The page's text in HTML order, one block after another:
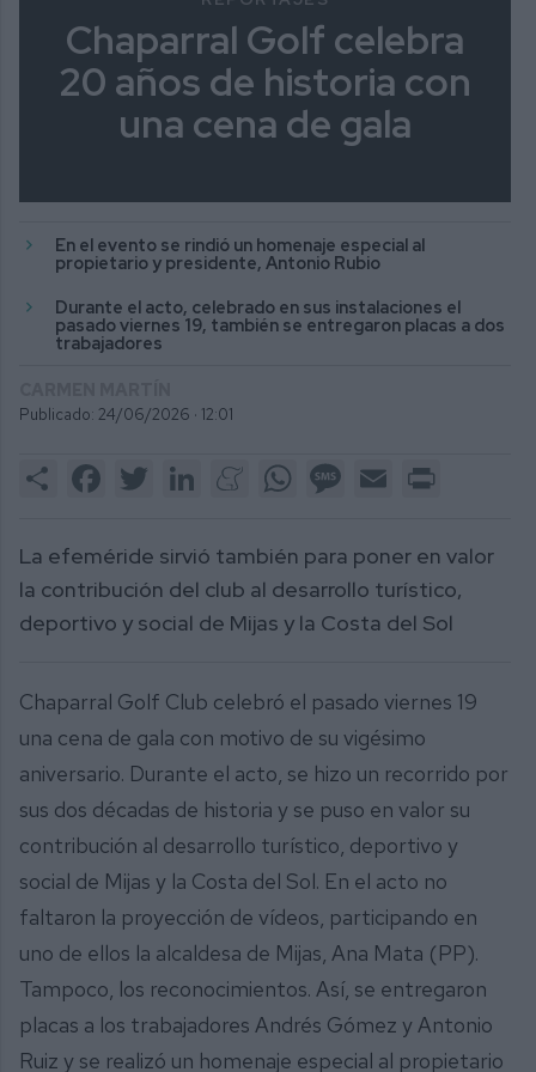
Chaparral Golf celebra
20 años de historia con
una cena de gala
En el evento se rindió un homenaje especial al
propietario y presidente, Antonio Rubio
Durante el acto, celebrado en sus instalaciones el
pasado viernes 19, también se entregaron placas a dos
trabajadores
Publicado: 24/06/2026 · 12:01
Share FacebookTwitter LinkedInMeneameWhatsAppMessage
Email
La efeméride sirvió también para poner en valor
la contribución del club al desarrollo turístico,
deportivo y social de Mijas y la Costa del Sol
Chaparral Golf Club celebró el pasado viernes 19
una cena de gala con motivo de su vigésimo
aniversario. Durante el acto, se hizo un recorrido por
sus dos décadas de historia y se puso en valor su
contribución al desarrollo turístico, deportivo y
social de Mijas y la Costa del Sol. En el acto no
faltaron la proyección de vídeos, participando en
uno de ellos la alcaldesa de Mijas, Ana Mata (PP).
Tampoco, los reconocimientos. Así, se entregaron
placas a los trabajadores Andrés Gómez y Antonio
Ruiz y se realizó un homenaje especial al propietario